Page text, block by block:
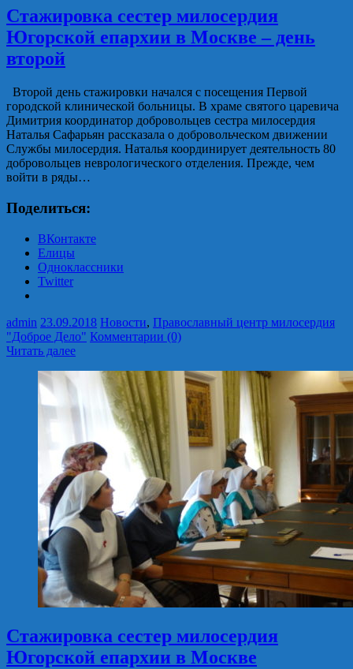
Стажировка сестер милосердия
Югорской епархии в Москве – день
второй
Второй день стажировки начался с посещения Первой
городской клинической больницы. В храме святого царевича
Димитрия координатор добровольцев сестра милосердия
Наталья Сафарьян рассказала о добровольческом движении
Службы милосердия. Наталья координирует деятельность 80
добровольцев неврологического отделения. Прежде, чем
войти в ряды…
Поделиться:
ВКонтакте
Елицы
Одноклассники
Twitter
admin 23.09.2018 Новости, Православный центр милосердия
"Доброе Дело" Комментарии (0)
Читать далее
Стажировка сестер милосердия
Югорской епархии в Москве